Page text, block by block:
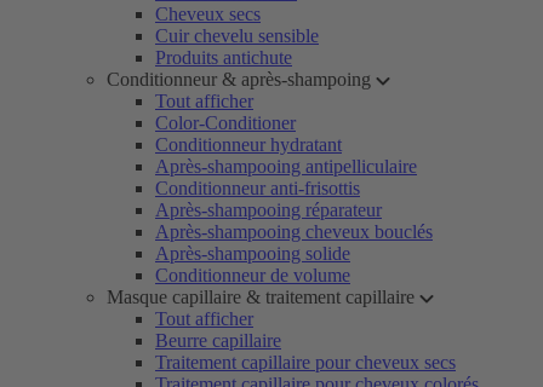
Cheveux secs
Cuir chevelu sensible
Produits antichute
Conditionneur & après-shampoing
Tout afficher
Color-Conditioner
Conditionneur hydratant
Après-shampooing antipelliculaire
Conditionneur anti-frisottis
Après-shampooing réparateur
Après-shampooing cheveux bouclés
Après-shampooing solide
Conditionneur de volume
Masque capillaire & traitement capillaire
Tout afficher
Beurre capillaire
Traitement capillaire pour cheveux secs